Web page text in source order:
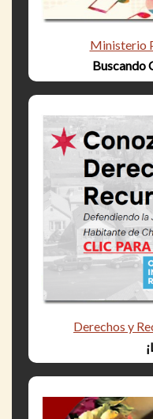
Ministerio
Buscando
Derechos y